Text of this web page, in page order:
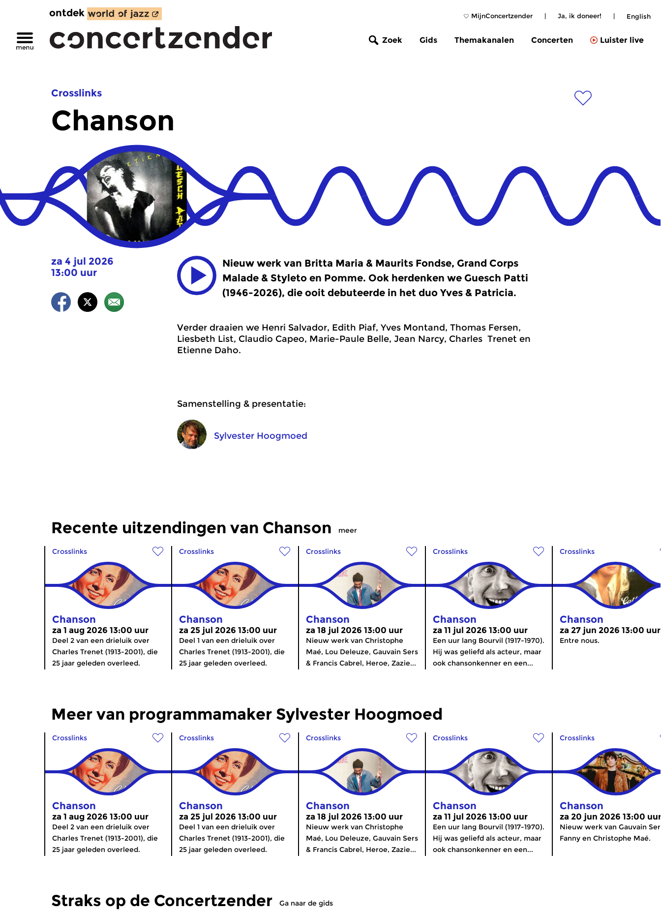
MijnConcertzender | Ja, ik doneer! | English
ontdek
Zoek Gids Themakanalen Concerten Luister live
Crosslinks
Chanson
za 4 jul 2026
13:00 uur
Nieuw werk van Britta Maria & Maurits Fondse, Grand Corps
Malade & Styleto en Pomme. Ook herdenken we Guesch Patti
(1946-2026), die ooit debuteerde in het duo Yves & Patricia.
Verder draaien we Henri Salvador, Edith Piaf, Yves Montand, Thomas Fersen,
Liesbeth List, Claudio Capeo, Marie-Paule Belle, Jean Narcy, Charles Trenet en
Etienne Daho.
Samenstelling & presentatie:
Sylvester Hoogmoed
Recente uitzendingen van Chanson meer
Crosslinks
Chanson
za 1 aug 2026 13:00 uur
Deel 2 van een drieluik over
Charles Trenet (1913-2001), die
25 jaar geleden overleed.
Crosslinks
Chanson
za 25 jul 2026 13:00 uur
Deel 1 van een drieluik over
Charles Trenet (1913-2001), die
25 jaar geleden overleed.
Crosslinks
Chanson
za 18 jul 2026 13:00 uur
Nieuw werk van Christophe
Maé, Lou Deleuze, Gauvain Sers
& Francis Cabrel, Heroe, Zazie...
Crosslinks
Chanson
za 11 jul 2026 13:00 uur
Een uur lang Bourvil (1917-1970).
Hij was geliefd als acteur, maar
ook chansonkenner en een...
Crosslinks
Chanson
za 27 jun 2026 13:00 uur
Entre nous.
Meer van programmamaker Sylvester Hoogmoed
Crosslinks
Chanson
za 1 aug 2026 13:00 uur
Deel 2 van een drieluik over
Charles Trenet (1913-2001), die
25 jaar geleden overleed.
Crosslinks
Chanson
za 25 jul 2026 13:00 uur
Deel 1 van een drieluik over
Charles Trenet (1913-2001), die
25 jaar geleden overleed.
Crosslinks
Chanson
za 18 jul 2026 13:00 uur
Nieuw werk van Christophe
Maé, Lou Deleuze, Gauvain Sers
& Francis Cabrel, Heroe, Zazie...
Crosslinks
Chanson
za 11 jul 2026 13:00 uur
Een uur lang Bourvil (1917-1970).
Hij was geliefd als acteur, maar
ook chansonkenner en een...
Crosslinks
Chanson
za 20 jun 2026 13:00 uur
Nieuw werk van Gauvain
Fanny en Christophe Maé.
Straks op de Concertzender Ga naar de gids